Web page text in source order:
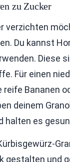
zu Zucker
verzichten
Du kannst
Diese
Für einen
Bananen
deinem
halten es
gestalten und